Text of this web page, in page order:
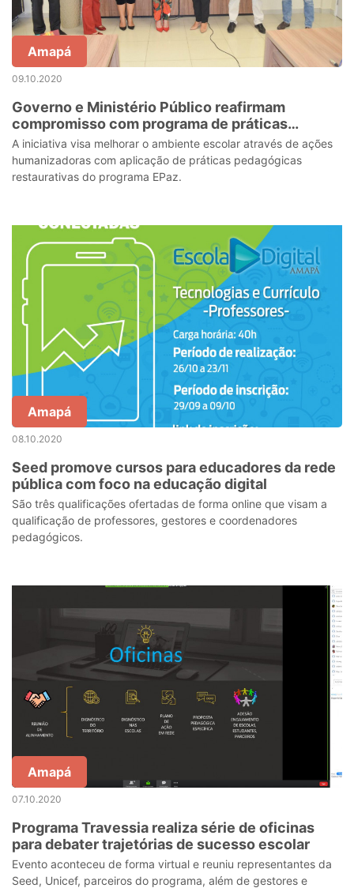
Amapá
09.10.2020
Governo e Ministério Público reafirmam
compromisso com programa de práticas
pedagógicas restaurativas
A iniciativa visa melhorar o ambiente escolar através de ações
humanizadoras com aplicação de práticas pedagógicas
restaurativas do programa EPaz.
Amapá
08.10.2020
Seed promove cursos para educadores da rede
pública com foco na educação digital
São três qualificações ofertadas de forma online que visam a
qualificação de professores, gestores e coordenadores
pedagógicos.
Amapá
07.10.2020
Programa Travessia realiza série de oficinas
para debater trajetórias de sucesso escolar
Evento aconteceu de forma virtual e reuniu representantes da
Seed, Unicef, parceiros do programa, além de gestores e